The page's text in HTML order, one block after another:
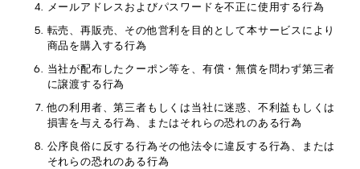
メールアドレスおよびパスワードを不正に使用する行為
転売、再販売、その他営利を目的として本サービスにより
商品を購入する行為
当社が配布したクーポン等を、有償・無償を問わず第三者
に譲渡する行為
他の利用者、第三者もしくは当社に迷惑、不利益もしくは
損害を与える行為、またはそれらの恐れのある行為
公序良俗に反する行為その他法令に違反する行為、または
それらの恐れのある行為